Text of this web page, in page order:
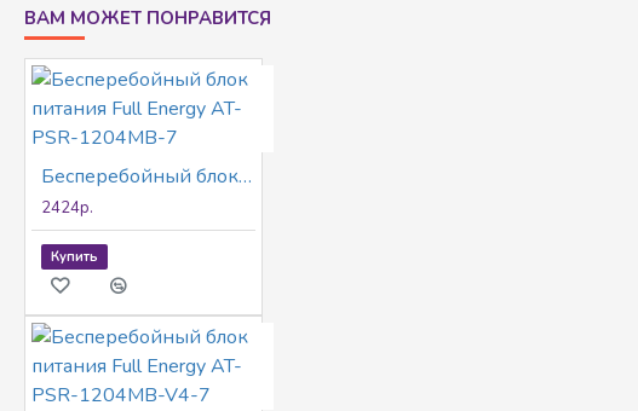
ВАМ МОЖЕТ ПОНРАВИТСЯ
Бесперебойный блок питания Full Energy AT-PSR-1204MB-7
2424р.
Купить